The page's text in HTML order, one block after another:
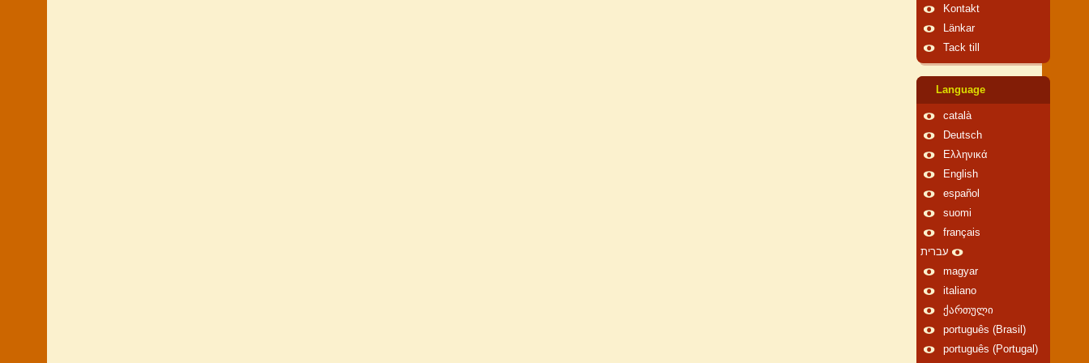
Kontakt
Länkar
Tack till
Language
català
Deutsch
Ελληνικά
English
español
suomi
français
עברית
magyar
italiano
ქართული
português (Brasil)
português (Portugal)